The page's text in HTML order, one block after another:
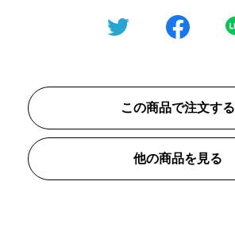
この商品で注文する
他の商品を見る